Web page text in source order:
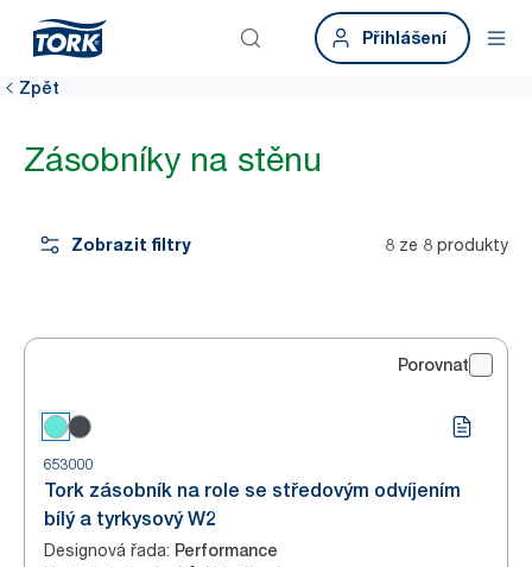
Přihlášení
Zpět
Zásobníky na stěnu
Zobrazit filtry 8 ze 8 produkty
Porovnat
653000
Tork zásobník na role se středovým odvíjením
bílý a tyrkysový W2
Designová řada: Performance